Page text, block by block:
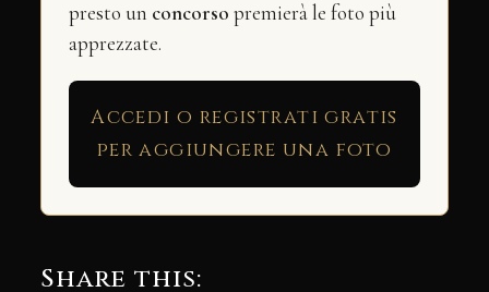
presto un concorso premierà le foto più
apprezzate.
Accedi o registrati gratis
per aggiungere una foto
Share this: